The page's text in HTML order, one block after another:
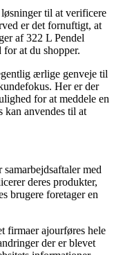
til at verificere
er det fornuftigt, at
af 322 L Pendel
at du shopper.
ærlige genveje til
Her er der
for at meddele en
kan anvendes til at
med
deres produkter,
brugere foretager en
firmaer ajourføres hele
der er blevet